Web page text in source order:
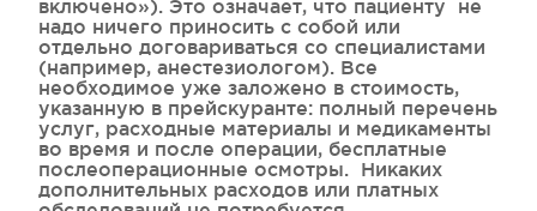
включено»). Это означает, что пациенту не
надо ничего приносить с собой или
отдельно договариваться со специалистами
(например, анестезиологом). Все
необходимое уже заложено в стоимость,
указанную в прейскуранте: полный перечень
услуг, расходные материалы и медикаменты
во время и после операции, бесплатные
послеоперационные осмотры. Никаких
дополнительных расходов или платных